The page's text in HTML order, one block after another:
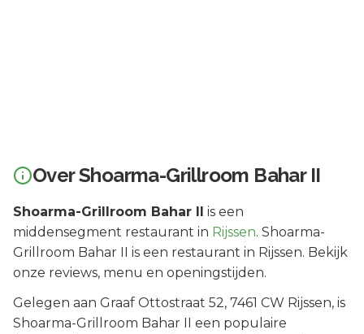
OverShoarma-Grillroom Bahar II
Shoarma-Grillroom Bahar II is een
middensegment restaurant in Rijssen. Shoarma-
Grillroom Bahar II is een restaurant in Rijssen. Bekijk
onze reviews, menu en openingstijden.
Gelegen aan Graaf Ottostraat 52, 7461 CW Rijssen, is
Shoarma-Grillroom Bahar II een populaire